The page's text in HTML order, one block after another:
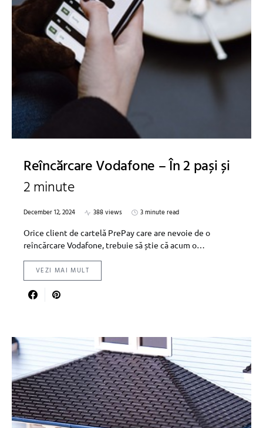
Reîncărcare Vodafone – În 2 pași și
2 minute
December 12, 2024 388 views
3 minute read
Orice client de cartelă PrePay care are nevoie de o
reîncărcare Vodafone, trebuie să știe că acum o…
VEZI MAI MULT